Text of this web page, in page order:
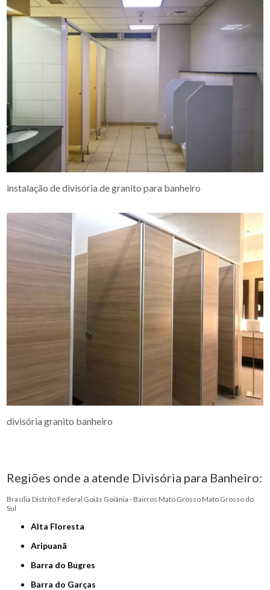
instalação de divisória de granito para banheiro
divisória granito banheiro
Regiões onde a atende Divisória para Banheiro:
Brasília Distrito Federal Goiás Goiânia - Bairros Mato Grosso Mato Grosso do
Sul
Alta Floresta
Aripuanã
Barra do Bugres
Barra do Garças